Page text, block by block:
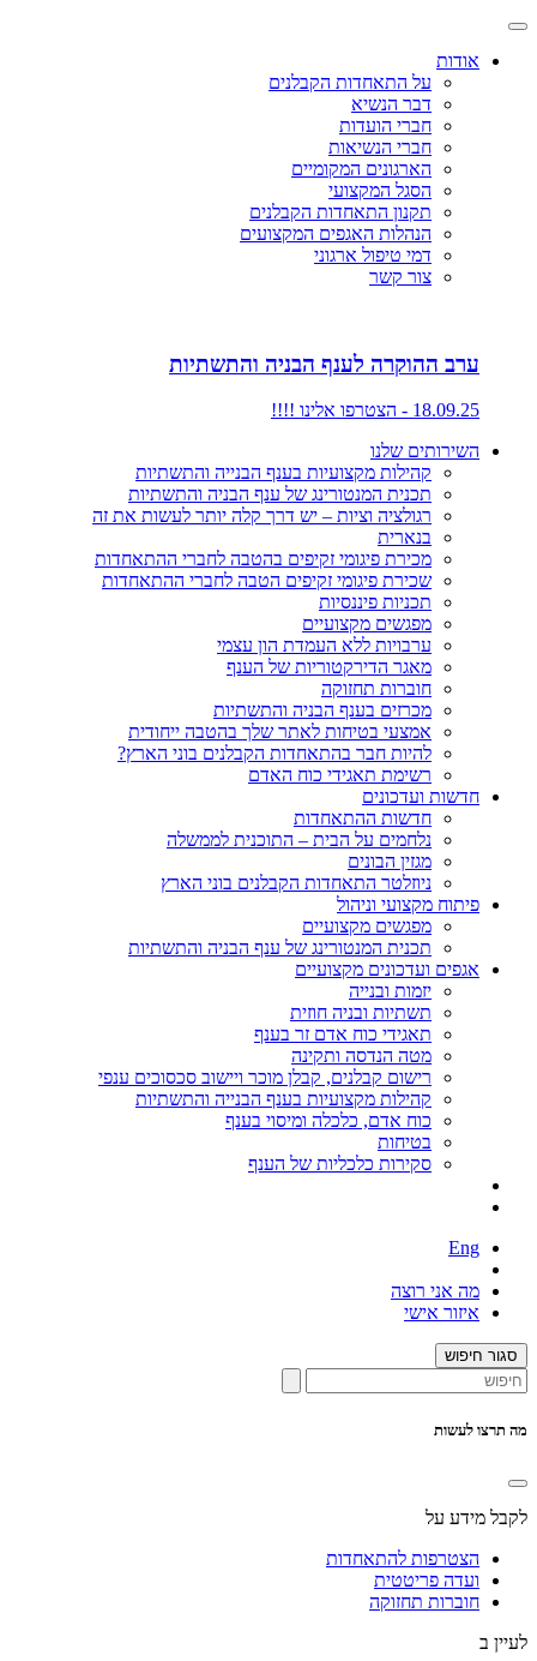
אודות
על התאחדות הקבלנים
דבר הנשיא
חברי הועדות
חברי הנשיאות
הארגונים המקומיים
הסגל המקצועי
תקנון התאחדות הקבלנים
הנהלות האגפים המקצועים
דמי טיפול ארגוני
צור קשר
ערב ההוקרה לענף הבניה והתשתיות
18.09.25 - הצטרפו אלינו !!!!
השירותים שלנו
קהילות מקצועיות בענף הבנייה והתשתיות
תכנית המנטורינג של ענף הבניה והתשתיות
רגולציה וציות – יש דרך קלה יותר לעשות את זה
בנארית
מכירת פיגומי זקיפים בהטבה לחברי ההתאחדות
שכירת פיגומי זקיפים הטבה לחברי ההתאחדות
תכניות פיננסיות
מפגשים מקצועיים
ערבויות ללא העמדת הון עצמי
מאגר הדירקטוריות של הענף
חוברות תחזוקה
מכרזים בענף הבניה והתשתיות
אמצעי בטיחות לאתר שלך בהטבה ייחודית
להיות חבר בהתאחדות הקבלנים בוני הארץ?
רשימת תאגידי כוח האדם
חדשות ועדכונים
חדשות ההתאחדות
נלחמים על הבית – התוכנית לממשלה
מגזין הבונים
ניוזלטר התאחדות הקבלנים בוני הארץ
פיתוח מקצועי וניהול
מפגשים מקצועיים
תכנית המנטורינג של ענף הבניה והתשתיות
אגפים ועדכונים מקצועיים
יזמות ובנייה
תשתיות ובניה חוזית
תאגידי כוח אדם זר בענף
מטה הנדסה ותקינה
רישום קבלנים, קבלן מוכר ויישוב סכסוכים ענפי
קהילות מקצועיות בענף הבנייה והתשתיות
כוח אדם, כלכלה ומיסוי בענף
בטיחות
סקירות כלכליות של הענף
Eng
מה אני רוצה
איזור אישי
סגור חיפוש
מה תרצו לעשות
לקבל מידע על
הצטרפות להתאחדות
ועדה פריטטית
חוברות תחזוקה
לעיין ב